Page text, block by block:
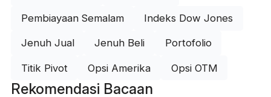
Pembiayaan Semalam Indeks Dow Jones
Jenuh Jual Jenuh Beli Portofolio
Titik Pivot Opsi Amerika Opsi OTM
Rekomendasi Bacaan